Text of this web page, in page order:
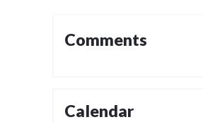
Comments
Calendar